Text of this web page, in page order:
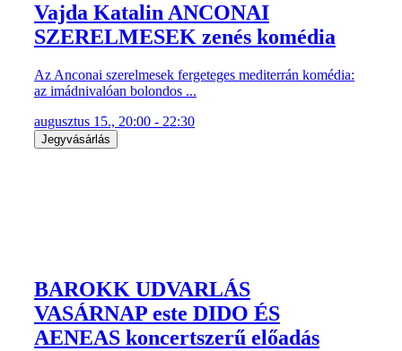
Vajda Katalin ANCONAI
SZERELMESEK zenés komédia
Az Anconai szerelmesek fergeteges mediterrán komédia:
az imádnivalóan bolondos ...
augusztus 15., 20:00 - 22:30
Jegyvásárlás
BAROKK UDVARLÁS
VASÁRNAP este DIDO ÉS
AENEAS koncertszerű előadás